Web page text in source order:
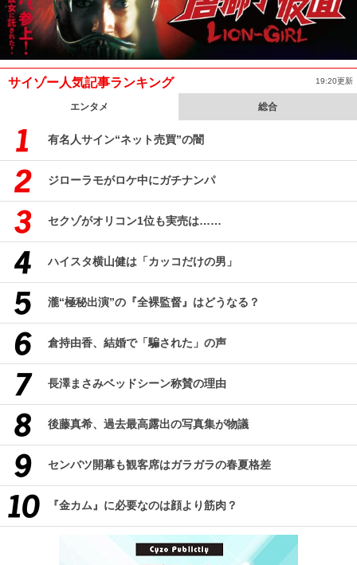
サイゾー人気記事ランキング 19:20更新
エンタメ 総合
有名人サイン“ネット売買”の闇
ジローラモがロケ中にガチナンパ
セクゾがオリコン1位も実売は……
ハイスタ横山健は「カッコだけの男」
瀧“極秘出演”の『全裸監督』はどうなる？
倉持由香、結婚で「騙された」の声
長澤まさみベッドシーン称賛の理由
後藤真希、過去最高露出の写真集が物議
センバツ開幕も観客席はガラガラの春夏格差
『金カム』に必要なのは顔より筋肉？